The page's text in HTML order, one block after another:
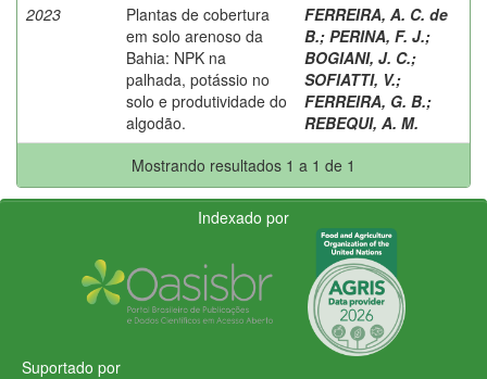
2023
Plantas de cobertura
em solo arenoso da
Bahia: NPK na
palhada, potássio no
solo e produtividade do
algodão.
FERREIRA, A. C. de
B.; PERINA, F. J.;
BOGIANI, J. C.;
SOFIATTI, V.;
FERREIRA, G. B.;
REBEQUI, A. M.
Mostrando resultados 1 a 1 de 1
Indexado por
Suportado por